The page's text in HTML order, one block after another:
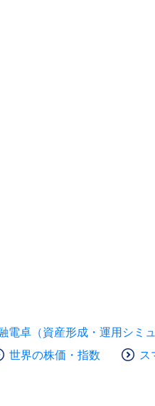
電卓（資産形成・運用シミ
世界の株価・指数 ス